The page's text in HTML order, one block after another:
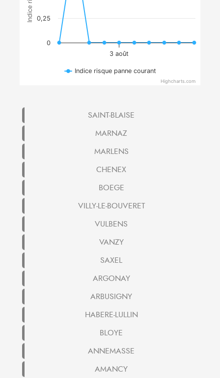
3 août
0
0,25
Indice risque panne courant
Highcharts.com
SAINT-BLAISE
MARNAZ
MARLENS
CHENEX
BOEGE
VILLY-LE-BOUVERET
VULBENS
VANZY
SAXEL
ARGONAY
ARBUSIGNY
HABERE-LULLIN
BLOYE
ANNEMASSE
AMANCY